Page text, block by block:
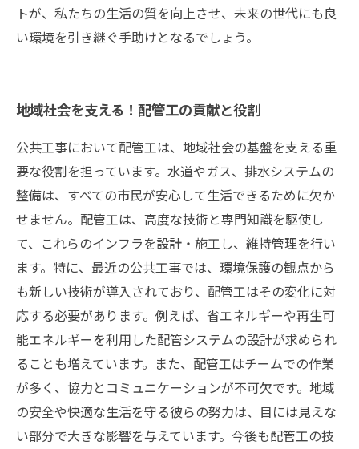
トが、私たちの生活の質を向上させ、未来の世代にも良
い環境を引き継ぐ手助けとなるでしょう。
地域社会を支える！配管工の貢献と役割
公共工事において配管工は、地域社会の基盤を支える重
要な役割を担っています。水道やガス、排水システムの
整備は、すべての市民が安心して生活できるために欠か
せません。配管工は、高度な技術と専門知識を駆使し
て、これらのインフラを設計・施工し、維持管理を行い
ます。特に、最近の公共工事では、環境保護の観点から
も新しい技術が導入されており、配管工はその変化に対
応する必要があります。例えば、省エネルギーや再生可
能エネルギーを利用した配管システムの設計が求められ
ることも増えています。また、配管工はチームでの作業
が多く、協力とコミュニケーションが不可欠です。地域
の安全や快適な生活を守る彼らの努力は、目には見えな
い部分で大きな影響を与えています。今後も配管工の技